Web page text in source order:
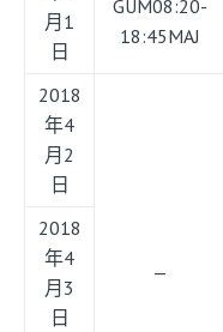
月1
日
GUM08:20-
18:45MAJ
2018
年4
月2
日
—
2018
年4
月3
日